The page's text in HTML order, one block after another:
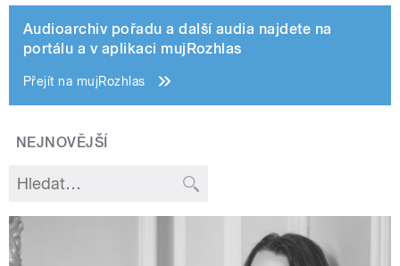
Audioarchiv pořadu a další audia najdete na
portálu a v aplikaci mujRozhlas
Přejít na mujRozhlas
NEJNOVĚJŠÍ